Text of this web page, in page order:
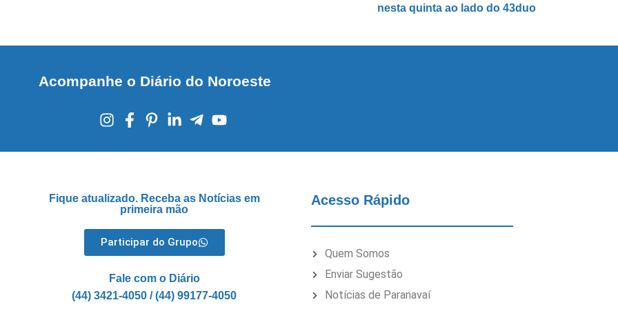
nesta quinta ao lado do 43duo
Acompanhe o Diário do Noroeste
Fique atualizado. Receba as Notícias em
primeira mão
Participar do Grupo
Fale com o Diário
(44) 3421-4050 / (44) 99177-4050
Acesso Rápido
Quem Somos
Enviar Sugestão
Notícias de Paranavaí